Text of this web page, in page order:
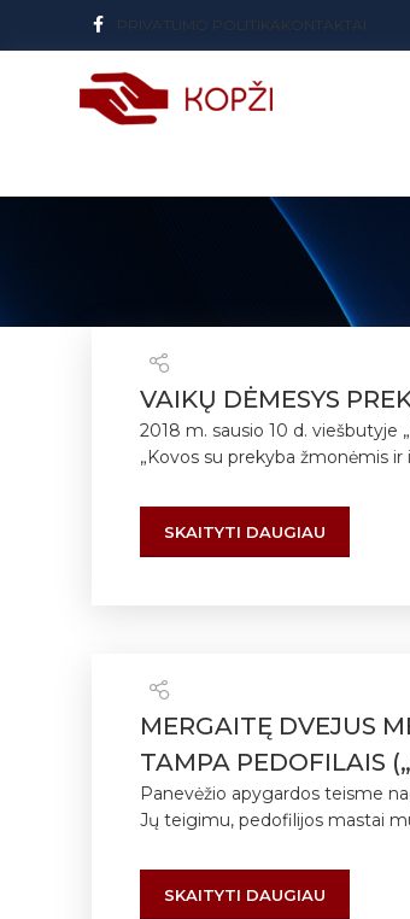
PRIVATUMO POLITIKA KONTAKTAI
VAIKŲ DĖMESYS
2018 m. sausio 10 d. viešbutyje
„Kovos su prekyba žmonėmis
SKAITYTI DAUGIAU
MERGAITĘ DVEJUS
TAMPA PEDOFILAIS
Panevėžio apygardos teisme
Jų teigimu, pedofilijos mastai
SKAITYTI DAUGIAU